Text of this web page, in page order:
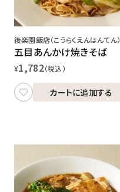
後楽園飯店（こうらくえんはんてん）
五目あんかけ焼きそば
¥1,782（税込）
カートに追加する